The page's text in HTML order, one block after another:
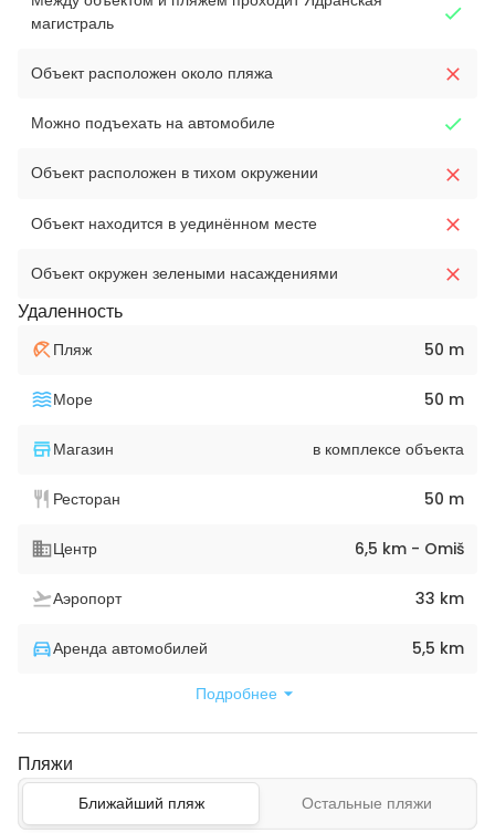
магистраль
Объект расположен около пляжа
Можно подъехать на автомобиле
Объект расположен в тихом окружении
Объект находится в уединённом месте
Объект окружен зелеными насаждениями
Удаленность
Пляж 50 m
Море 50 m
Магазин в комплексе объекта
Ресторан 50 m
Центр 6,5 km - Omiš
Аэропорт 33 km
Аренда автомобилей 5,5 km
Подробнее
Пляжи
Ближайший пляж Остальные пляжи